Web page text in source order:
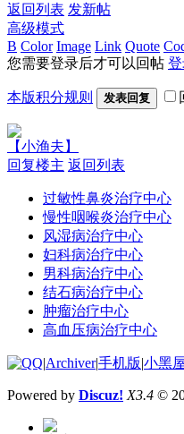
返回列表 发新帖
高级模式
B Color Image Link Quote
您需要登录后才可以回帖
本版积分规则 发表回复
【小渔夫】
回复楼主 返回列表
过敏性鼻炎治疗中心
慢性咽喉炎治疗中心
风湿病治疗中心
妇科病治疗中心
男科病治疗中心
结石病治疗中心
肿瘤治疗中心
高血压病治疗中心
|Archiver|手机版|小黑
Powered by Discuz! X3.4 ©